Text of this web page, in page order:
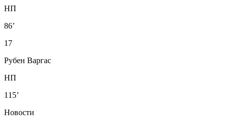
НП
86’
17
Рубен Варгас
НП
115’
Новости